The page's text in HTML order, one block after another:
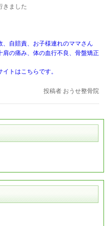
きました
自賠責、お子様連れのママさん
の痛み、体の血行不良、骨盤矯正
トはこちらです。
投稿者 おうせ整骨院